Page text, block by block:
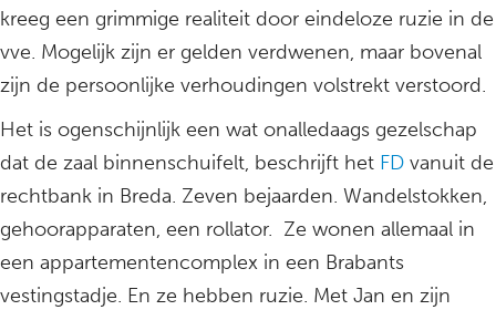
kreeg een grimmige realiteit door eindeloze ruzie in de
vve. Mogelijk zijn er gelden verdwenen, maar bovenal
zijn de persoonlijke verhoudingen volstrekt verstoord.
Het is ogenschijnlijk een wat onalledaags gezelschap
dat de zaal binnenschuifelt, beschrijft het FD vanuit de
rechtbank in Breda. Zeven bejaarden. Wandelstokken,
gehoorapparaten, een rollator. Ze wonen allemaal in
een appartementencomplex in een Brabants
vestingstadje. En ze hebben ruzie. Met Jan en zijn